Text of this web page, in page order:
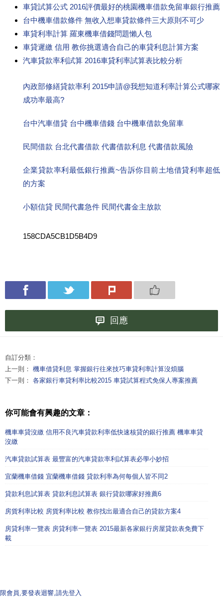
車貸試算公式 2016評價最好的桃園機車借款免留車銀行推薦
台中機車借款條件 無收入想車貸款條件三大原則不可少
車貸利率計算 羅東機車借錢問題懶人包
車貸遲繳 信用 教你挑選適合自己的車貸利息計算方案
汽車貸款率利試算 2016車貸利率試算表比較分析
內政部修繕貸款率利 2015申請@我想知道利率計算公式哪家
成功率最高?
台中汽車借貸 台中機車借錢 台中機車借款免留車
民間借款 台北代書借款 代書借款利息 代書借款風險
企業貸款率利最低銀行推薦~告訴你目前土地借貸利率超低
的方案
小額信貸 民間代書急件 民間代書金主放款
158CDA5CB1D5B4D9
回應
自訂分類：
上一則： 機車借貸利息 掌握銀行往來技巧車貸利率計算沒煩腦
下一則： 各家銀行車貸利率比較2015 車貸試算程式免保人專案推薦
你可能會有興趣的文章：
機車車貸沒繳 信用不良汽車貸款利率低快速核貸的銀行推薦 機車車貸
沒繳
汽車貸款試算表 最豐富的汽車貸款率利試算表必學小妙招
宜蘭機車借錢 宜蘭機車借錢 貸款利率為何每個人皆不同2
貸款利息試算表 貸款利息試算表 銀行貸款哪家好推薦6
房貨利率比較 房貨利率比較 教你找出最適合自己的貸款方案4
房貸利率一覽表 房貸利率一覽表 2015最新各家銀行房屋貸款表免費下
載
限會員,要發表迴響,請先登入